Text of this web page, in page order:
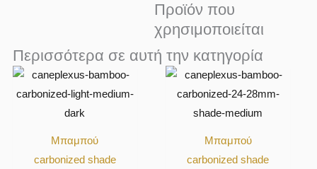
Προϊόν που
χρησιμοποιείται
Περισσότερα σε αυτή την κατηγορία
Μπαμπού
carbonized shade
Μπαμπού
carbonized shade